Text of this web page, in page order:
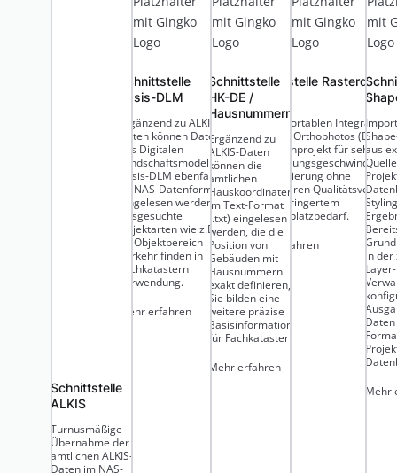
Schnittstelle
ALKIS
Turnusmäßige
Übernahme der
amtlichen ALKIS-
Daten im NAS-
Schnittstelle
Basis-DLM
Ergänzend zu ALKIS-
Daten können Daten
des Digitalen
Landschaftsmodelles
Basis-DLM ebenfalls
im NAS-Datenformat
eingelesen werden.
Ausgesuchte
Objektarten wie z.B.
im Objektbereich
Verkehr finden in
Fachkatastern
Verwendung.
Mehr erfahren
Schnittstelle
HK-DE /
Hausnummern
Ergänzend zu
ALKIS-Daten
können die
amtlichen
Hauskoordinaten
im Text-Format
(.txt) eingelesen
werden, die die
Position von
Gebäuden mit
Hausnummern
exakt definieren,
Sie bilden eine
weitere präzise
Basisinformation
für Fachkataster.
Mehr erfahren
Schnittstelle Rasterdaten
DOP
Zur komfortablen Integration
Digitalen Orthophotos (DOP)
das Datenprojekt für sehr
Komprimierung ohne
erkennbaren Qualitätsverlust
stark verringertem
Speicherplatzbedarf.
Mehr erfahren
aus
in
Layer-
Mehr